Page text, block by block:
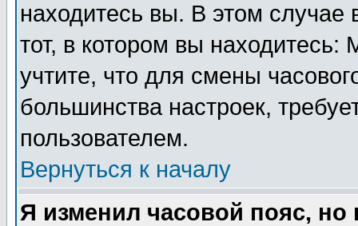
находитесь вы. В этом
тот, в котором вы
учтите, что для смены
большинства настроек,
пользователем.
Вернуться к началу
Я изменил часовой пояс,